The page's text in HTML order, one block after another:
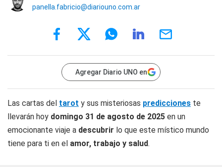
panella.fabricio@diariouno.com.ar
Agregar Diario UNO en
Las cartas del tarot y sus misteriosas predicciones te
llevarán hoy domingo 31 de agosto de 2025 en un
emocionante viaje a descubrir lo que este místico mundo
tiene para ti en el amor, trabajo y salud.